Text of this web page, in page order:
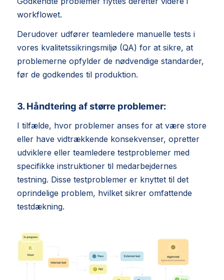
workflowet.
Derudover udfører teamledere manuelle tests i
vores kvalitetssikringsmiljø (QA) for at sikre, at
problemerne opfylder de nødvendige standarder,
før de godkendes til produktion.
3. Håndtering af større problemer:
I tilfælde, hvor problemer anses for at være store
eller have vidtrækkende konsekvenser, opretter
udviklere eller teamledere testproblemer med
specifikke instruktioner til medarbejdernes
testning. Disse testproblemer er knyttet til det
oprindelige problem, hvilket sikrer omfattende
testdækning.